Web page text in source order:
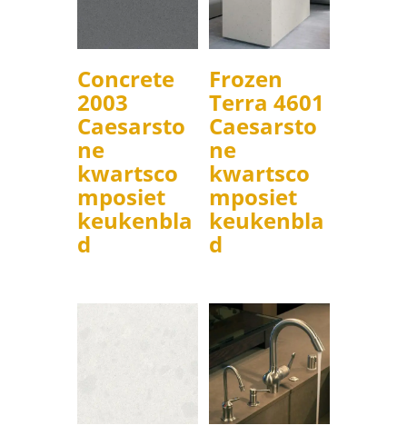
Concrete
2003
Caesarsto
ne
kwartsco
mposiet
keukenbla
d
Frozen
Terra 4601
Caesarsto
ne
kwartsco
mposiet
keukenbla
d